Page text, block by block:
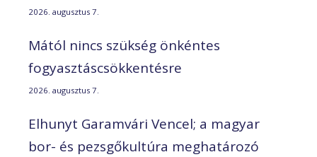
2026. augusztus 7.
Mától nincs szükség önkéntes
fogyasztáscsökkentésre
2026. augusztus 7.
Elhunyt Garamvári Vencel; a magyar
bor- és pezsgőkultúra meghatározó